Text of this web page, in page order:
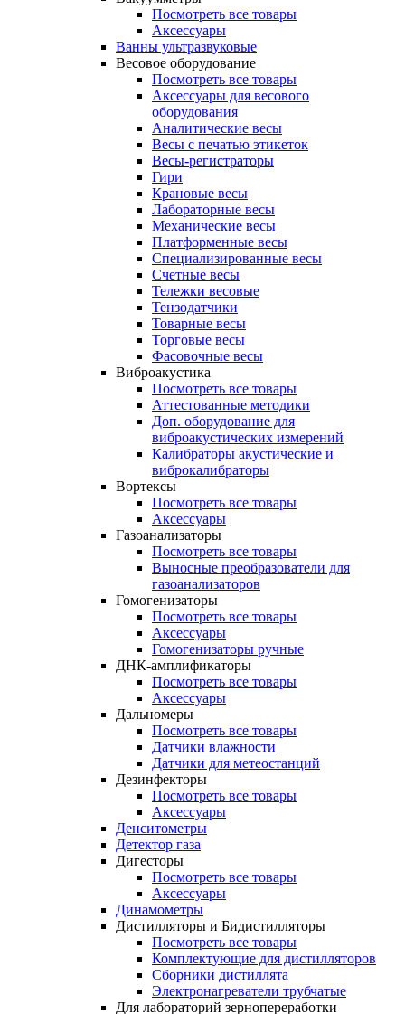
Посмотреть все товары
Аксессуары
Ванны ультразвуковые
Весовое оборудование
Посмотреть все товары
Аксессуары для весового
оборудования
Аналитические весы
Весы с печатью этикеток
Весы-регистраторы
Гири
Крановые весы
Лабораторные весы
Механические весы
Платформенные весы
Специализированные весы
Счетные весы
Тележки весовые
Тензодатчики
Товарные весы
Торговые весы
Фасовочные весы
Виброакустика
Посмотреть все товары
Аттестованные методики
Доп. оборудование для
виброакустических измерений
Калибраторы акустические и
виброкалибраторы
Вортексы
Посмотреть все товары
Аксессуары
Газоанализаторы
Посмотреть все товары
Выносные преобразователи для
газоанализаторов
Гомогенизаторы
Посмотреть все товары
Аксессуары
Гомогенизаторы ручные
ДНК-амплификаторы
Посмотреть все товары
Аксессуары
Дальномеры
Посмотреть все товары
Датчики влажности
Датчики для метеостанций
Дезинфекторы
Посмотреть все товары
Аксессуары
Денситометры
Детектор газа
Дигесторы
Посмотреть все товары
Аксессуары
Динамометры
Дистилляторы и Бидистилляторы
Посмотреть все товары
Комплектующие для дистилляторов
Сборники дистиллята
Электронагреватели трубчатые
Для лабораторий зернопереработки